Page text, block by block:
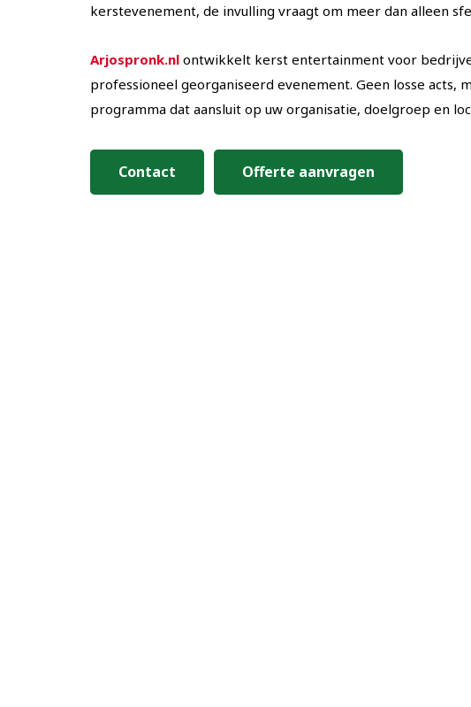
kerstevenement, de invulling vraagt om meer dan alleen
Arjospronk.nl ontwikkelt kerst entertainment voor
professioneel georganiseerd evenement. Geen losse acts,
programma dat aansluit op uw organisatie, doelgroep en
Contact Offerte aanvragen